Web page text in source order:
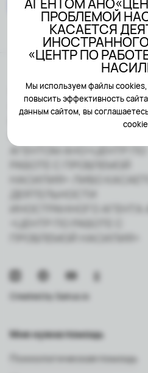
ПРОБЛЕМОЙ
КАСАЕТСЯ
«ЦЕНТР ПО
Мы используем файлы cookies,
повысить эффективность
данным сайтом, вы
18+ НАСТОЯЩИЙ
(ИНФОРМАЦИЯ)
РАСПРОСТРАНЕН И (ИЛИ)
АГЕНТОМ АНО«ЦЕНТР ПО
РАБОТЕ С ПРОБЛЕМОЙ
НАСИЛИЯ» ЛИБО
ДЕЯТЕЛЬНОСТИ
ИНОСТРАННОГО АГЕНТА
«ЦЕНТР ПО РАБОТЕ С
ПРОБЛЕМОЙ НАСИЛИЯ»
Created by Sairus.io
Мне нужна помощь
Психологическая помощь